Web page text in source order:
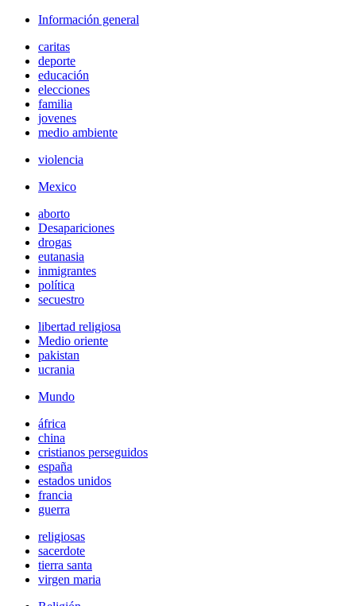
Información general
caritas
deporte
educación
elecciones
familia
jovenes
medio ambiente
violencia
Mexico
aborto
Desapariciones
drogas
eutanasia
inmigrantes
política
secuestro
libertad religiosa
Medio oriente
pakistan
ucrania
Mundo
áfrica
china
cristianos perseguidos
españa
estados unidos
francia
guerra
religiosas
sacerdote
tierra santa
virgen maria